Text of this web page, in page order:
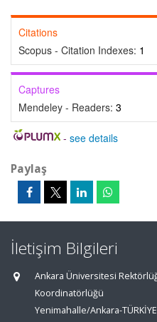
Citations
Scopus - Citation Indexes: 1
Captures
Mendeley - Readers: 3
- see details
Paylaş
İletişim Bilgileri
Ankara Üniversitesi
Koordinatörlüğü
Yenimahalle/Ankara-TÜRKİYE